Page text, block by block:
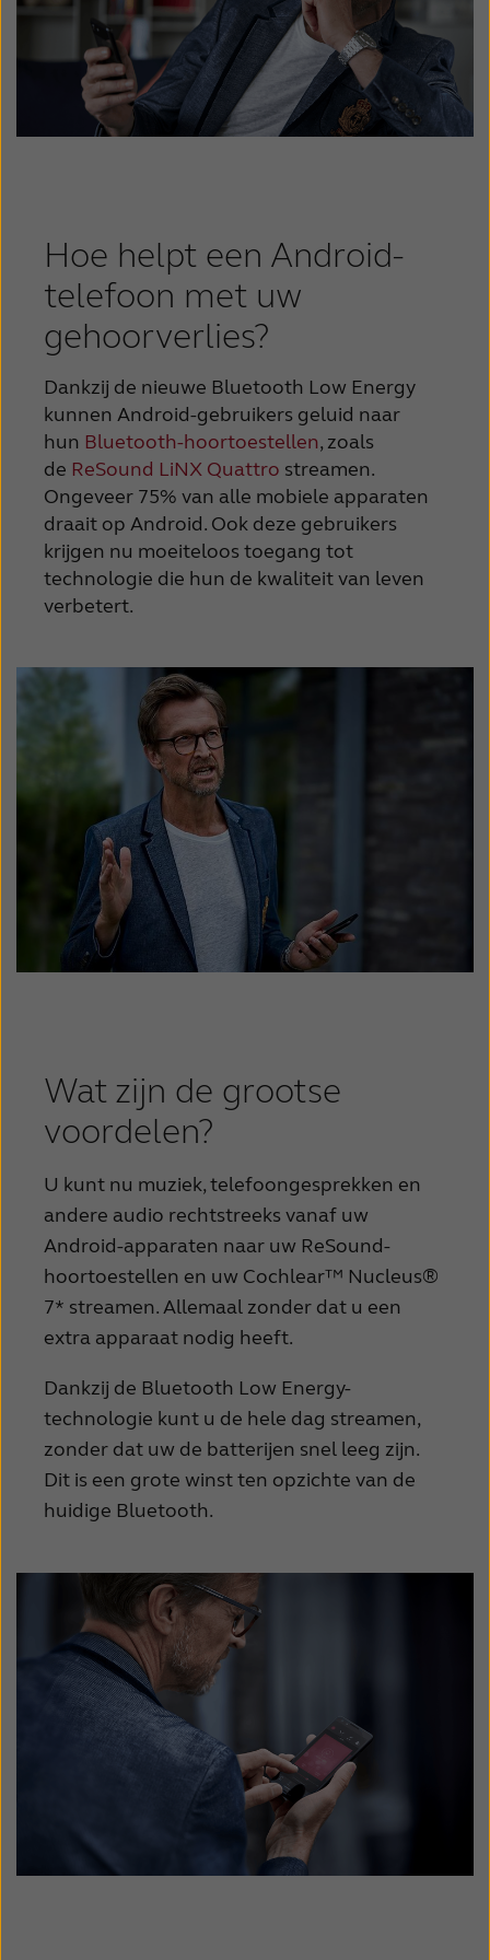
Schweiz Suisse
Suomi Sverige
Türkçe United Kingdom
Hoe helpt een Android-
telefoon met uw
gehoorverlies?
Dankzij de nieuwe Bluetooth Low Energy
kunnen Android-gebruikers geluid naar
hun Bluetooth-hoortoestellen, zoals
de ReSound LiNX Quattro streamen.
Ongeveer 75% van alle mobiele apparaten
draait op Android. Ook deze gebruikers
krijgen nu moeiteloos toegang tot
technologie die hun de kwaliteit van leven
verbetert.
Wat zijn de grootse
voordelen?
U kunt nu muziek, telefoongesprekken en
andere audio rechtstreeks vanaf uw
Android-apparaten naar uw ReSound-
hoortoestellen en uw Cochlear™ Nucleus®
7* streamen.Allemaal zonder dat u een
extra apparaat nodig heeft.
Dankzij de Bluetooth Low Energy-
technologie kunt u de hele dag streamen,
zonder dat uw de batterijen snel leeg zijn.
Dit is een grote winst ten opzichte van de
huidige Bluetooth.